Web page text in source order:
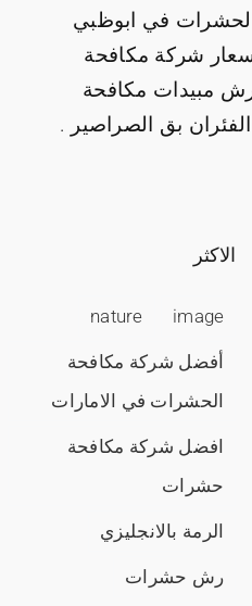
في ابوظبي
شركة مكافحة
مبيدات مكافحة
بق الصراصير .
الاكثر
image
nature
أفضل شركة مكافحة
الحشرات في الامارات
افضل شركة مكافحة
حشرات
الرمة بالانجليزي
رش حشرات